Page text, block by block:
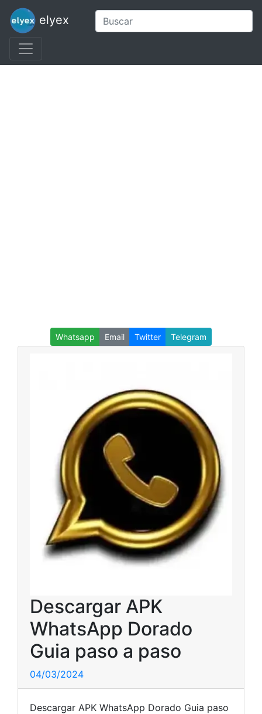
elyex
Whatsapp Email Twitter Telegram
Descargar APK
WhatsApp Dorado
Guia paso a paso
04/03/2024
Descargar APK WhatsApp Dorado Guia paso